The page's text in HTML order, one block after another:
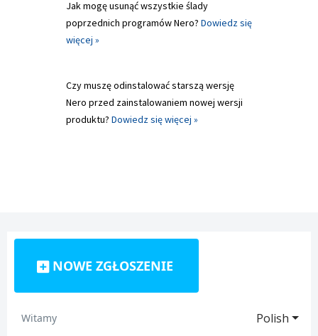
Jak mogę usunąć wszystkie ślady
poprzednich programów Nero? Dowiedz się
więcej »
Czy muszę odinstalować starszą wersję
Nero przed zainstalowaniem nowej wersji
produktu? Dowiedz się więcej »
NOWE ZGŁOSZENIE
Polish
Witamy